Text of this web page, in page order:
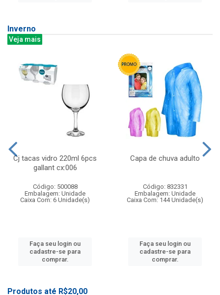
Inverno
Veja mais
Cj tacas vidro 220ml 6pcs
gallant cx:006
Código: 500088
Embalagem: Unidade
Caixa Com: 6 Unidade(s)
Faça seu login ou
cadastre-se para
comprar.
Capa de chuva adulto
Código: 832331
Embalagem: Unidade
Caixa Com: 144 Unidade(s)
Faça seu login ou
cadastre-se para
comprar.
Produtos até R$20,00